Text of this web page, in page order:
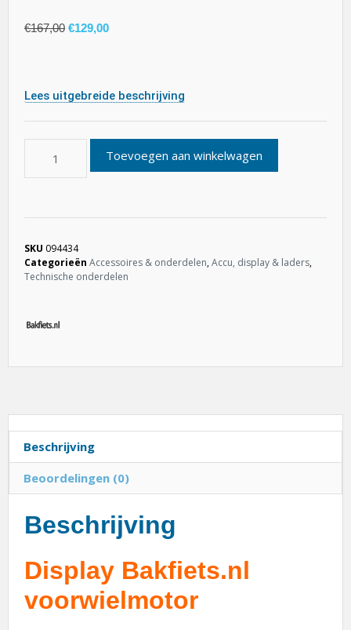
€167,00 €129,00
Lees uitgebreide beschrijving
Toevoegen aan winkelwagen
SKU 094434
Categorieën Accessoires & onderdelen,Accu, display & laders,
Technische onderdelen
Beschrijving
Beoordelingen (0)
Beschrijving
Display Bakfiets.nl
voorwielmotor